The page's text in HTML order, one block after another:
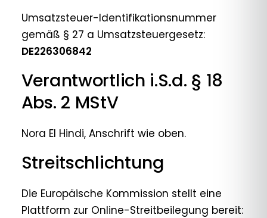
Umsatzsteuer-Identifikationsnummer
gemäß § 27 a Umsatzsteuergesetz:
DE226306842
Verantwortlich i.S.d. § 18
Abs. 2 MStV
Nora El Hindi, Anschrift wie oben.
Streitschlichtung
Die Europäische Kommission stellt eine
Plattform zur Online-Streitbeilegung bereit: